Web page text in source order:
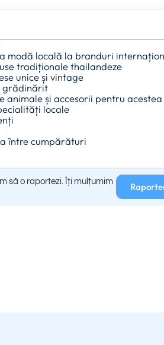
modă locală la branduri
tradiționale thailandeze
unice și vintage
grădinărit
animale și accesorii pentru acestea
locale
între cumpărături
să o raportezi. Îți mulțumim